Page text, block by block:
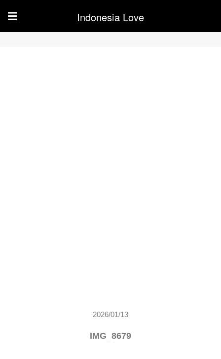
☰ Indonesia Love
2026/01/13
IMG_8679